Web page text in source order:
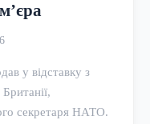
у відставку з
секретаря НАТО.